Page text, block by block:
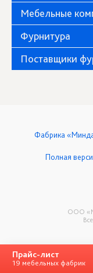
Мебельные
Фурнитура
Поставщики
ООО
Фабрика
Полная
Прайс-лист
19 мебельных фабрик